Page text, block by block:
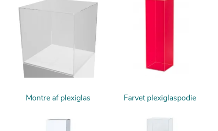
Montre af plexiglas Farvet plexiglaspodie